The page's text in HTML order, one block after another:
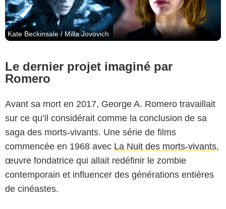
Kate Beckinsale / Milla Jovovich
Le dernier projet imaginé par
Romero
Avant sa mort en 2017, George A. Romero travaillait
sur ce qu’il considérait comme la conclusion de sa
saga des morts-vivants. Une série de films
commencée en 1968 avec La Nuit des morts-vivants,
œuvre fondatrice qui allait redéfinir le zombie
contemporain et influencer des générations entières
de cinéastes.